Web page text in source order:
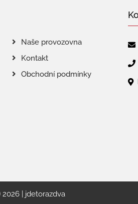
Naše provozovna
Kontakt
Obchodní podmínky
| jdetorazdva